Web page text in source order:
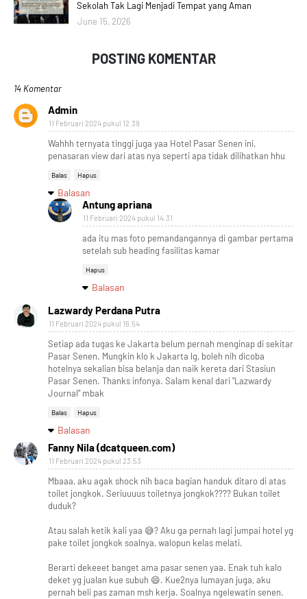
Sekolah Tak Lagi Menjadi Tempat yang Aman
June 15, 2026
POSTING KOMENTAR
14 Komentar
Admin
11 Februari 2024 pukul 12.39
Wahhh ternyata tinggi juga yaa Hotel Pasar Senen ini,
penasaran view dari atas nya seperti apa tidak dilihatkan hhu
Balas Hapus
Balasan
Antung apriana
11 Februari 2024 pukul 14.31
ada itu mas foto pemandangannya di gambar pertama
setelah sub heading fasilitas kamar
Hapus
Balasan
Lazwardy Perdana Putra
11 Februari 2024 pukul 16.54
Setiap ada tugas ke Jakarta belum pernah menginap di sekitar
Pasar Senen. Mungkin klo k Jakarta lg, boleh nih dicoba
hotelnya sekalian bisa belanja dan naik kereta dari Stasiun
Pasar Senen. Thanks infonya. Salam kenal dari "Lazwardy
Journal" mbak
Balas Hapus
Balasan
Fanny Nila (dcatqueen.com)
11 Februari 2024 pukul 23.53
Mbaaa, aku agak shock nih baca bagian handuk ditaro di atas
toilet jongkok. Seriuuuus toiletnya jongkok???? Bukan toilet
duduk?
Atau salah ketik kali yaa 😅? Aku ga pernah lagi jumpai hotel yg
pake toilet jongkok soalnya, walopun kelas melati.
Berarti dekeeet banget ama pasar senen yaa. Enak tuh kalo
deket yg jualan kue subuh 😄. Kue2nya lumayan juga, aku
pernah beli pas zaman msh kerja. Soalnya ngelewatin senen.